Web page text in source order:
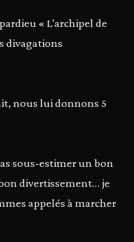
« L'archipel de
divagations
nous lui donnons 5
sous-estimer un bon
divertissement… je
appelés à marcher